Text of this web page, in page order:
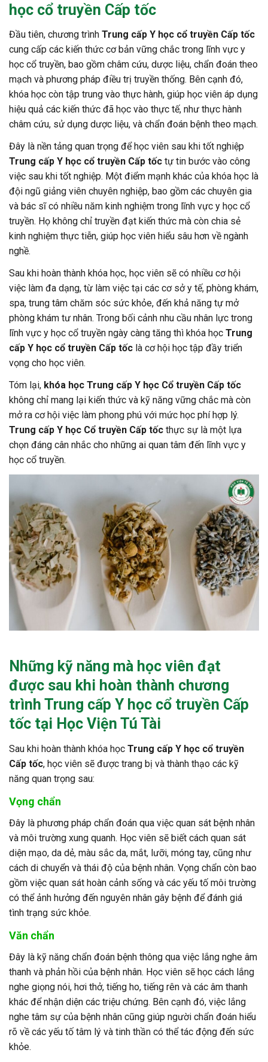
học cổ truyền Cấp tốc
Đầu tiên, chương trình Trung cấp Y học cổ truyền Cấp tốc
cung cấp các kiến thức cơ bản vững chắc trong lĩnh vực y
học cổ truyền, bao gồm châm cứu, dược liệu, chẩn đoán theo
mạch và phương pháp điều trị truyền thống. Bên cạnh đó,
khóa học còn tập trung vào thực hành, giúp học viên áp dụng
hiệu quả các kiến thức đã học vào thực tế, như thực hành
châm cứu, sử dụng dược liệu, và chẩn đoán bệnh theo mạch.
Đây là nền tảng quan trọng để học viên sau khi tốt nghiệp
Trung cấp Y học cổ truyền Cấp tốc tự tin bước vào công
việc sau khi tốt nghiệp. Một điểm mạnh khác của khóa học là
đội ngũ giảng viên chuyên nghiệp, bao gồm các chuyên gia
và bác sĩ có nhiều năm kinh nghiệm trong lĩnh vực y học cổ
truyền. Họ không chỉ truyền đạt kiến thức mà còn chia sẻ
kinh nghiệm thực tiễn, giúp học viên hiểu sâu hơn về ngành
nghề.
Sau khi hoàn thành khóa học, học viên sẽ có nhiều cơ hội
việc làm đa dạng, từ làm việc tại các cơ sở y tế, phòng khám,
spa, trung tâm chăm sóc sức khỏe, đến khả năng tự mở
phòng khám tư nhân. Trong bối cảnh nhu cầu nhân lực trong
lĩnh vực y học cổ truyền ngày càng tăng thì khóa học Trung
cấp Y học cổ truyền Cấp tốc là cơ hội học tập đầy triển
vọng cho học viên.
Tóm lại, khóa học Trung cấp Y học Cổ truyền Cấp tốc
không chỉ mang lại kiến thức và kỹ năng vững chắc mà còn
mở ra cơ hội việc làm phong phú với mức học phí hợp lý.
Trung cấp Y học Cổ truyền Cấp tốc thực sự là một lựa
chọn đáng cân nhắc cho những ai quan tâm đến lĩnh vực y
học cổ truyền.
Những kỹ năng mà học viên đạt
được sau khi hoàn thành chương
trình Trung cấp Y học cổ truyền Cấp
tốc tại Học Viện Tú Tài
Sau khi hoàn thành khóa học Trung cấp Y học cổ truyền
Cấp tốc, học viên sẽ được trang bị và thành thạo các kỹ
năng quan trọng sau:
Vọng chẩn
Đây là phương pháp chẩn đoán qua việc quan sát bệnh nhân
và môi trường xung quanh. Học viên sẽ biết cách quan sát
diện mạo, da dẻ, màu sắc da, mắt, lưỡi, móng tay, cũng như
cách di chuyển và thái độ của bệnh nhân. Vọng chẩn còn bao
gồm việc quan sát hoàn cảnh sống và các yếu tố môi trường
có thể ảnh hưởng đến nguyên nhân gây bệnh để đánh giá
tình trạng sức khỏe.
Văn chẩn
Đây là kỹ năng chẩn đoán bệnh thông qua việc lắng nghe âm
thanh và phản hồi của bệnh nhân. Học viên sẽ học cách lắng
nghe giọng nói, hơi thở, tiếng ho, tiếng rên và các âm thanh
khác để nhận diện các triệu chứng. Bên cạnh đó, việc lắng
nghe tâm sự của bệnh nhân cũng giúp người chẩn đoán hiểu
rõ về các yếu tố tâm lý và tinh thần có thể tác động đến sức
khỏe.